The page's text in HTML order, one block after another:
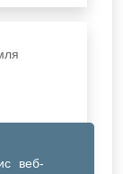
веб-